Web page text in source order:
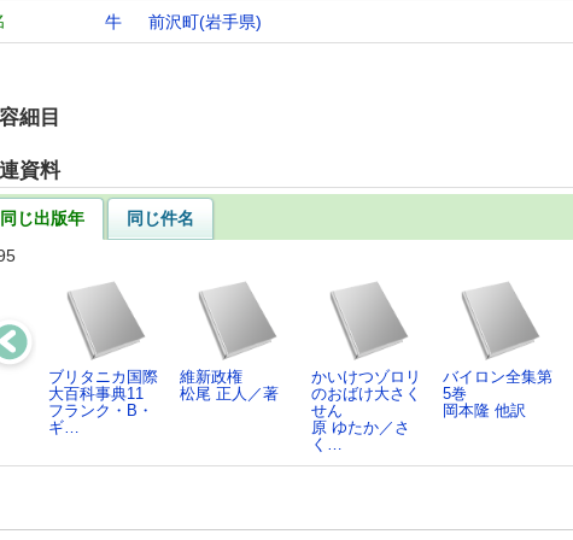
牛 前沢町(岩手県)
細目
資料
同じ出版年
同じ件名
ブリタニカ国際
大百科事典11
フランク・B・
ギ…
維新政権
松尾 正人／著
かいけつゾロリ
のおばけ大さく
せん
原 ゆたか／さ
く…
バイロン全集第
5巻
岡本隆 他訳